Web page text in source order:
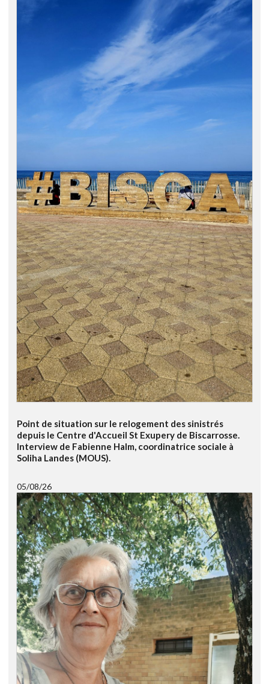
Point de situation sur le relogement des sinistrés
depuis le Centre d'Accueil St Exupery de Biscarrosse.
Interview de Fabienne Halm, coordinatrice sociale à
Soliha Landes (MOUS).
05/08/26